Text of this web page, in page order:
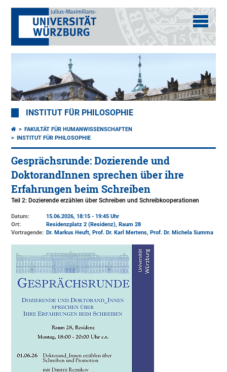
INSTITUT FÜR PHILOSOPHIE
FAKULTÄT FÜR HUMANWISSENSCHAFTEN
INSTITUT FÜR PHILOSOPHIE
Gesprächsrunde: Dozierende und
DoktorandInnen sprechen über ihre
Erfahrungen beim Schreiben
Teil 2: Dozierende erzählen über Schreiben und Schreibkooperationen
Datum:
15.06.2026, 18:15 - 19:45 Uhr
Ort:
Residenzplatz 2 (Residenz), Raum 28
Vortragende: Dr. Markus Heuft, Prof. Dr. Karl Mertens, Prof. Dr. Michela Summa